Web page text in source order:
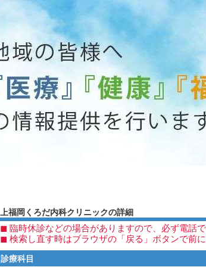
上福岡くろだ内科クリニックの詳細
◼︎ 臨時休診などの場合がありますので、必ず電話
◼︎ 検索し直す時はブラウザの「戻る」ボタンで前に
診療科目